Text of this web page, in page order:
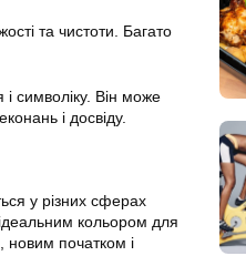
та чистоти. Багато
і символіку. Він може
і досвіду.
у різних сферах
ідеальним кольором для
новим початком і